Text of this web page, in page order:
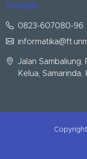
Kontak
0823-607080-96
Jalan Sambaliung,
Kelua, Samarinda,